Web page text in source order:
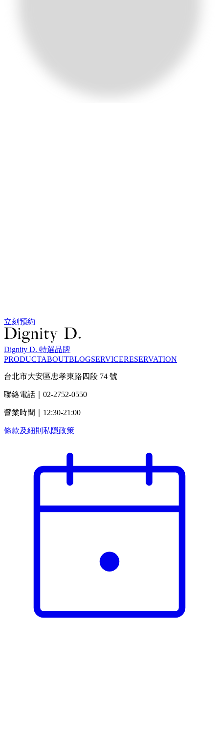
立刻預約
Dignity D. 特選品牌
PRODUCTABOUTBLOGSERVICERESERVATION
台北市大安區忠孝東路四段 74 號
聯絡電話｜02-2752-0550
營業時間｜12:30-21:00
條款及細則 私隱政策